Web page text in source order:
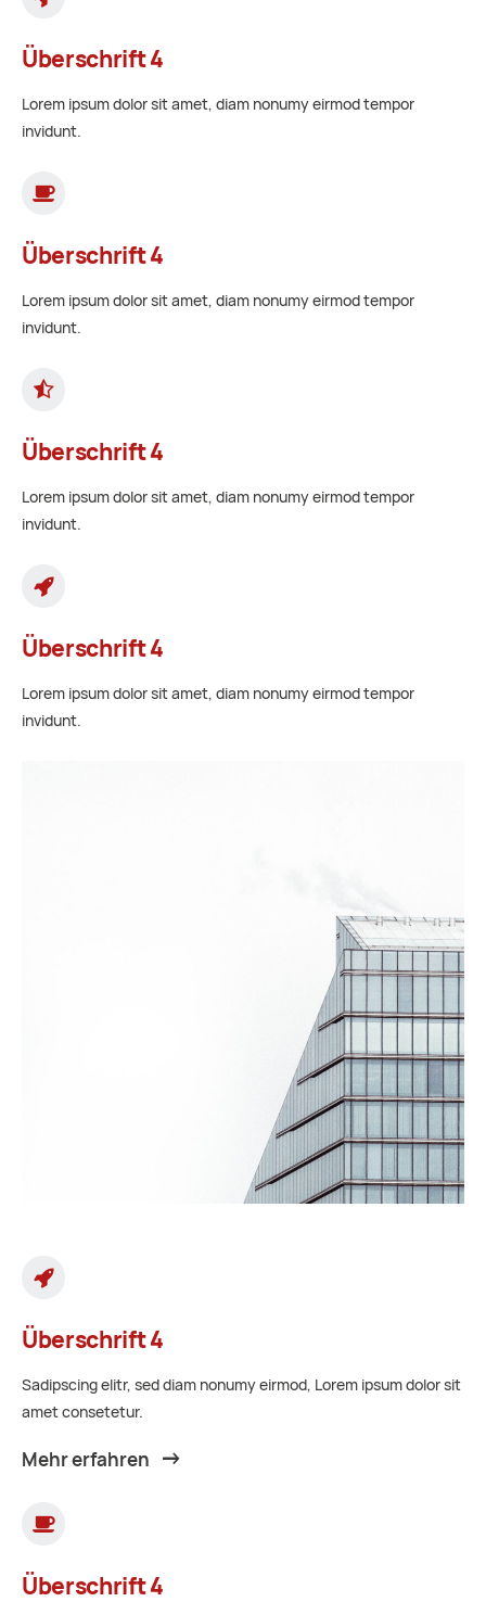
Überschrift 4
Lorem ipsum dolor sit amet, diam nonumy eirmod tempor
invidunt.
Überschrift 4
Lorem ipsum dolor sit amet, diam nonumy eirmod tempor
invidunt.
Überschrift 4
Lorem ipsum dolor sit amet, diam nonumy eirmod tempor
invidunt.
Überschrift 4
Lorem ipsum dolor sit amet, diam nonumy eirmod tempor
invidunt.
Überschrift 4
Sadipscing elitr, sed diam nonumy eirmod, Lorem ipsum dolor sit
amet consetetur.
Mehr erfahren
Überschrift 4